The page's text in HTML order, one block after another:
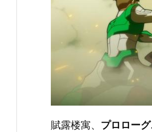
賦露楼寓、 プロローグ